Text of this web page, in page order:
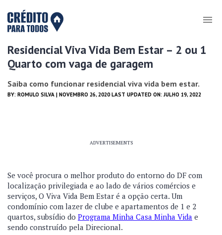
Residencial Viva Vida Bem Estar – 2 ou 1
Quarto com vaga de garagem
Saiba como funcionar residencial viva vida bem estar.
BY: ROMULO SILVA | NOVEMBRO 26, 2020 LAST UPDATED ON: JULHO 19, 2022
ADVERTISEMENTS
Se você procura o melhor produto do entorno do DF com
localização privilegiada e ao lado de vários comércios e
serviços, O Viva Vida Bem Estar é a opção certa. Um
condomínio com lazer de clube e apartamentos de 1 e 2
quartos, subsídio do Programa Minha Casa Minha Vida e
sendo construído pela Direcional.